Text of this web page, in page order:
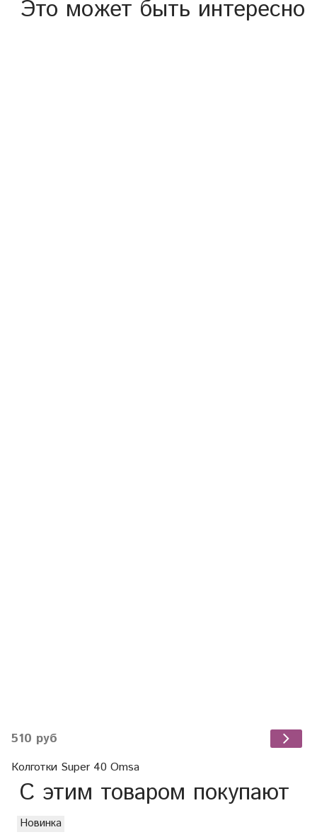
Это может быть интересно
510 руб
Колготки Super 40 Omsa
С этим товаром покупают
Новинка